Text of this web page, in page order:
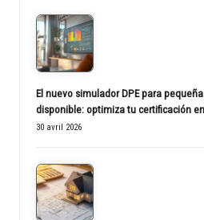
El nuevo simulador DPE para
disponible: optimiza tu certificación
30 avril 2026